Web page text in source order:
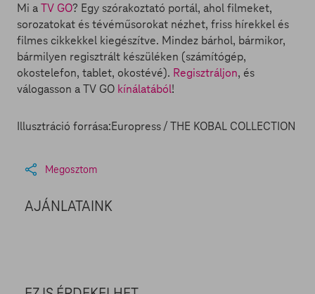
Mi aTV GO? Egy szórakoztató portál, ahol filmeket,
sorozatokat és tévéműsorokat nézhet, friss hírekkel és
filmes cikkekkel kiegészítve. Mindez bárhol, bármikor,
bármilyen regisztrált készüléken (számítógép,
okostelefon, tablet, okostévé). Regisztráljon, és
válogasson a TV GO kínálatából!
Illusztráció forrása:Europress / THE KOBAL COLLECTION
Megosztom
AJÁNLATAINK